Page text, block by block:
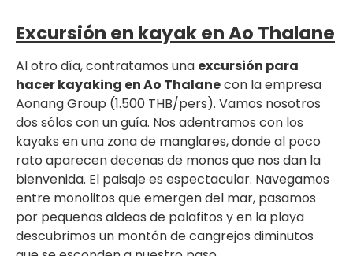
Excursión en kayak en Ao Thalane
Al otro día, contratamos una excursión para
hacer kayaking en Ao Thalanecon la empresa
Aonang Group (1.500 THB/pers). Vamos nosotros
dos sólos con un guía. Nos adentramos con los
kayaks en una zona de manglares, donde al poco
rato aparecen decenas de monos que nos dan la
bienvenida. El paisaje es espectacular. Navegamos
entre monolitos que emergen del mar, pasamos
por pequeñas aldeas de palafitos y en la playa
descubrimos un montón de cangrejos diminutos